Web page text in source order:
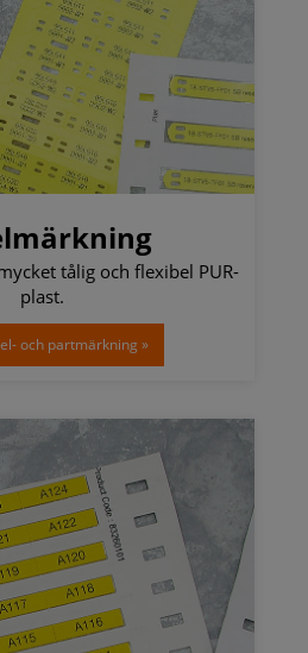
tålig och flexibel PUR-
plast.
och partmärkning »